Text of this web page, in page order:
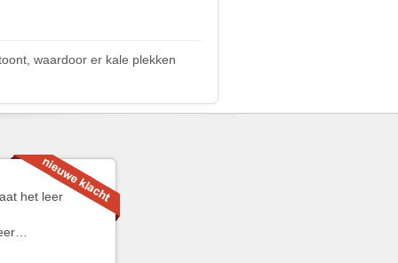
waardoor er kale plekken
het leer